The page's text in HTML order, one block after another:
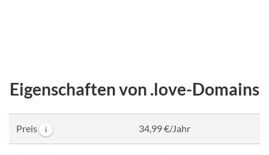
Eigenschaften von .love-Domains
Preis i 34,99 €/Jahr